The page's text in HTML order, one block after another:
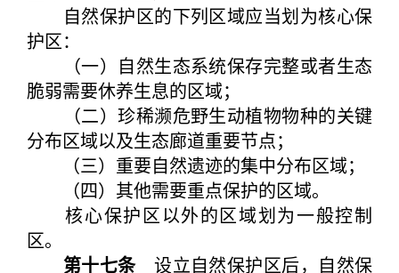
自然保护区的下列区域应当划为核心保
护区：
（一）自然生态系统保存完整或者生态
脆弱需要休养生息的区域；
（二）珍稀濒危野生动植物物种的关键
分布区域以及生态廊道重要节点；
（三）重要自然遗迹的集中分布区域；
（四）其他需要重点保护的区域。
核心保护区以外的区域划为一般控制
区。
第十七条设立自然保护区后，自然保